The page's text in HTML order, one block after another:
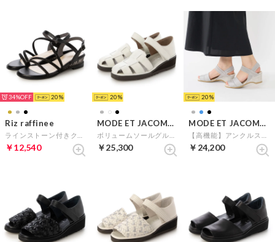
34% 20
Riz raffinee
￥12,540
20
MODE ET JACOMO D'ICI
￥25,300
20
MODE ET JACOMO D'ICI
￥24,200